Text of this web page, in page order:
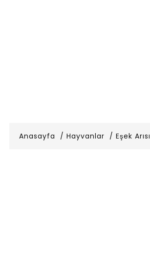
Anasayfa Hayvanlar Eşek Arısı